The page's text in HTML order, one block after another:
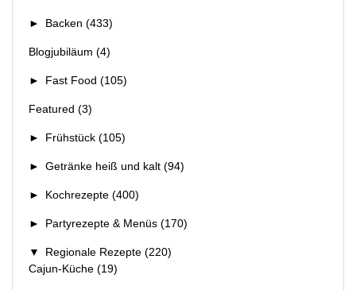
► Backen (433)
Blogjubiläum (4)
► Fast Food (105)
Featured (3)
► Frühstück (105)
► Getränke heiß und kalt (94)
► Kochrezepte (400)
► Partyrezepte & Menüs (170)
▼ Regionale Rezepte (220)
Cajun-Küche (19)